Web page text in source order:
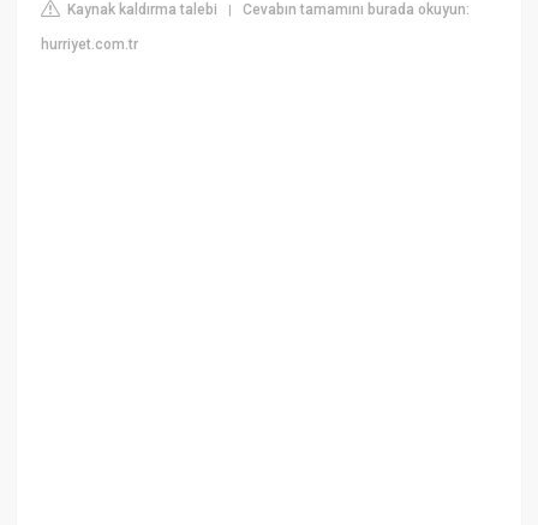
Kaynak kaldırma talebi |Cevabın tamamını burada okuyun:
hurriyet.com.tr